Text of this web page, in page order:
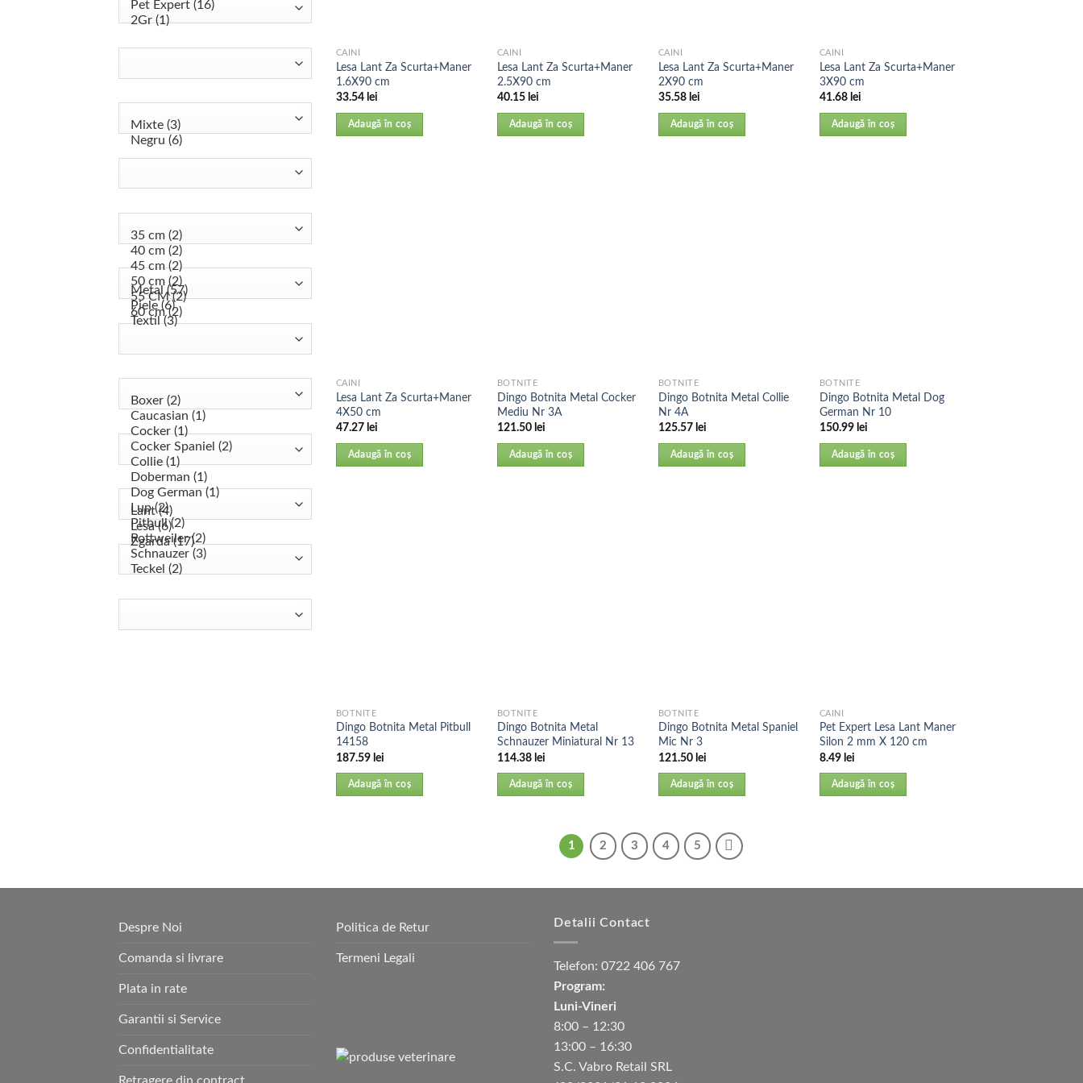
CAINI
Lesa Lant Za Scurta+Maner
1.6X90 cm
33.54 lei
Adaugă în coș
CAINI
Lesa Lant Za Scurta+Maner
2.5X90 cm
40.15 lei
Adaugă în coș
CAINI
Lesa Lant Za Scurta+Maner
2X90 cm
35.58 lei
Adaugă în coș
CAINI
Lesa Lant Za Scurta+Maner
3X90 cm
41.68 lei
Adaugă în coș
CAINI
Lesa Lant Za Scurta+Maner
4X50 cm
47.27 lei
Adaugă în coș
BOTNITE
Dingo Botnita Metal Cocker
Mediu Nr 3A
121.50 lei
Adaugă în coș
BOTNITE
Dingo Botnita Metal Collie
Nr 4A
125.57 lei
Adaugă în coș
BOTNITE
Dingo Botnita Metal Dog
German Nr 10
150.99 lei
Adaugă în coș
BOTNITE
Dingo Botnita Metal Pitbull
14158
187.59 lei
Adaugă în coș
BOTNITE
Dingo Botnita Metal
Schnauzer Miniatural Nr 13
114.38 lei
Adaugă în coș
BOTNITE
Dingo Botnita Metal Spaniel
Mic Nr 3
121.50 lei
Adaugă în coș
CAINI
Pet Expert Lesa Lant Maner
Silon 2 mm X 120 cm
8.49 lei
Adaugă în coș
1 2 3 4 5
Despre Noi
Comanda si livrare
Plata in rate
Garantii si Service
Confidentialitate
Retragere din contract
Politica de Retur
Termeni Legali
Detalii Contact
Telefon: 0722 406 767
Program:
Luni-Vineri
8:00 – 12:30
13:00 – 16:30
S.C. Vabro Retail SRL